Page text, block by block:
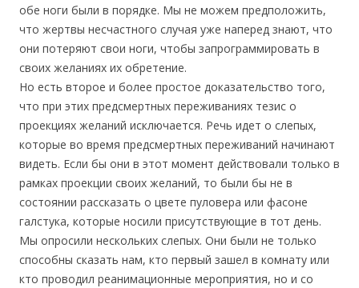
обе ноги были в порядке. Мы не можем предположить,
что жертвы несчастного случая уже наперед знают, что
они потеряют свои ноги, чтобы запрограммировать в
своих желаниях их обретение.
Но есть второе и более простое доказательство того,
что при этих предсмертных переживаниях тезис о
проекциях желаний исключается. Речь идет о слепых,
которые во время предсмертных переживаний начинают
видеть. Если бы они в этот момент действовали только в
рамках проекции своих желаний, то были бы не в
состоянии рассказать о цвете пуловера или фасоне
галстука, которые носили присутствующие в тот день.
Мы опросили нескольких слепых. Они были не только
способны сказать нам, кто первый зашел в комнату или
кто проводил реанимационные мероприятия, но и со